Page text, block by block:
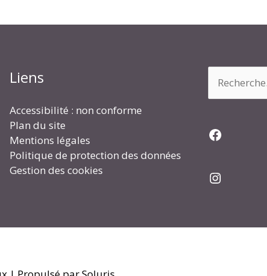
Liens
Accessibilité : non conforme
Plan du site
Mentions légales
Politique de protection des données
Gestion des cookies
Facebook
Instagram